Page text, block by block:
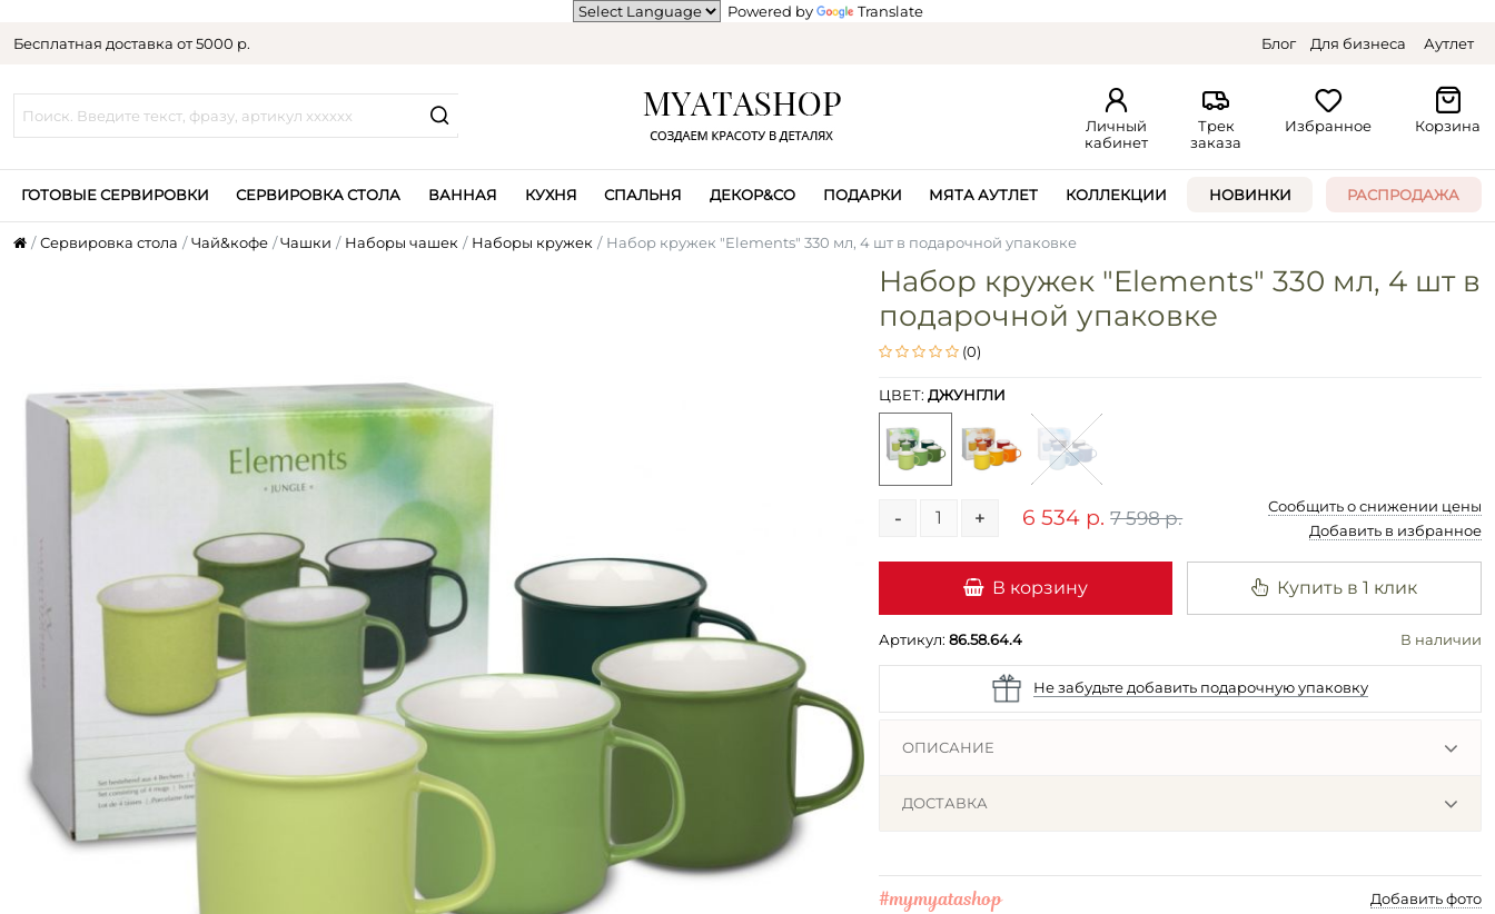
Powered by
Translate
Бесплатная доставка от 5000 р.
Блог Для бизнеса Аутлет
Личный
кабинет
Трек
заказа
Избранное Корзина
ГОТОВЫЕ СЕРВИРОВКИ СЕРВИРОВКА СТОЛА ВАННАЯ КУХНЯ СПАЛЬНЯ ДЕКОР&CO ПОДАРКИ МЯТА АУТЛЕТ КОЛЛЕКЦИИ НОВИНКИ РАСПРОДАЖА
Сервировка стола Чай&кофе Чашки Наборы чашек Наборы кружек Набор кружек "Elements" 330 мл, 4 шт в подарочной упаковке
Набор кружек "Elements" 330 мл, 4 шт в
подарочной упаковке
(0)
ЦВЕТ: ДЖУНГЛИ
- + 6 534 р. 7 598 р.
Сообщить о снижении цены
Добавить в избранное
В корзину Купить в 1 клик
Артикул: 86.58.64.4 В наличии
Не забудьте добавить подарочную упаковку
ОПИСАНИЕ
ДОСТАВКА
#mymyatashop Добавить фото